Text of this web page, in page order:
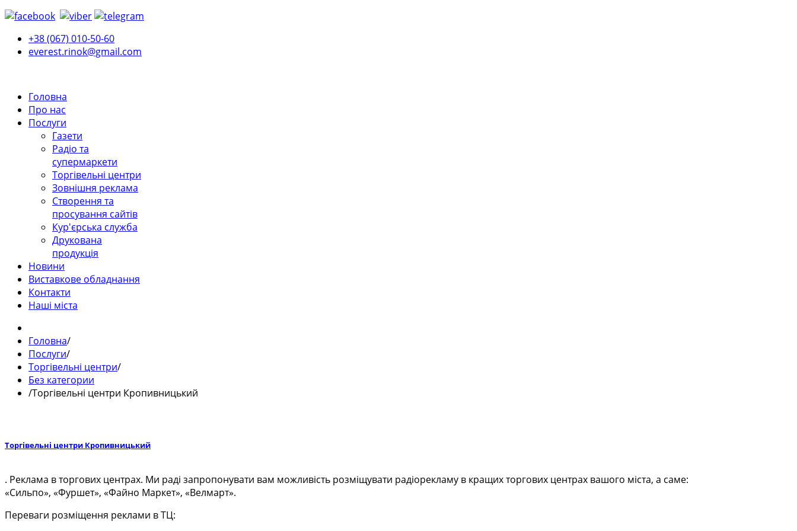
+38 (067) 010-50-60
everest.rinok@gmail.com
Головна
Про нас
Послуги
Газети
Радіо та
супермаркети
Торгівельні центри
Зовнішня реклама
Створення та
просування сайтів
Кур'єрська служба
Друкована
продукція
Новини
Виставкове обладнання
Контакти
Наші міста
Головна/
Послуги/
Торгівельні центри/
Без категории
/Торгівельні центри Кропивницький
Торгівельні центри Кропивницький
. Реклама в торгових центрах. Ми раді запропонувати вам можливість розміщувати радіорекламу в кращих торгових центрах вашого міста, а саме:
«Сильпо», «Фуршет», «Файно Маркет», «Велмарт».
Переваги розміщення реклами в ТЦ: